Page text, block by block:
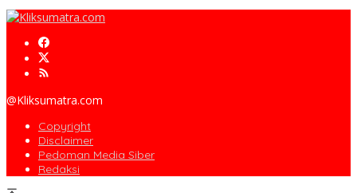
@Kliksumatra.com
Copyright
Disclaimer
Pedoman Media Siber
Redaksi